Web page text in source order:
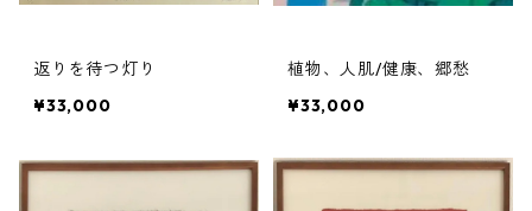
返りを待つ灯り
¥33,000
植物、人肌/健康、郷愁
¥33,000